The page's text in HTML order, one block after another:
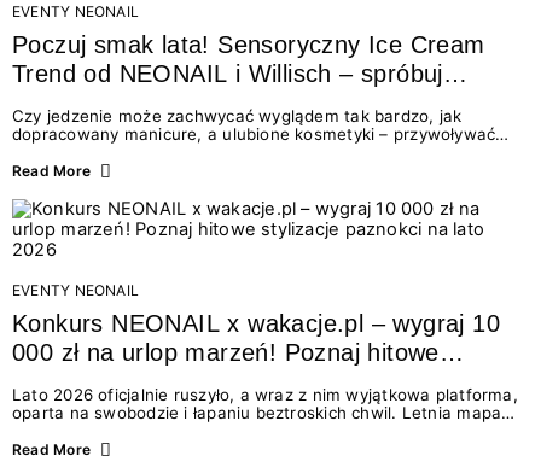
EVENTY NEONAIL
Poczuj smak lata! Sensoryczny Ice Cream
Trend od NEONAIL i Willisch – spróbuj
nowych lodów i odbierz prezent!
Czy jedzenie może zachwycać wyglądem tak bardzo, jak
dopracowany manicure, a ulubione kosmetyki – przywoływać
świata beauty i oszałamiających deserów to coś więcej niż
zmysłami: przez soczysty kolor, aksamitną teksturę,
orzeźwiający zapach i słodki akcent na podniebieniu. Tego lata
NEONAIL łączy siły z marką Willisch, tworząc unikalny projekt
na styku jedzenia i piękna....
Read More
EVENTY NEONAIL
Konkurs NEONAIL x wakacje.pl – wygraj 10
000 zł na urlop marzeń! Poznaj hitowe
Lato 2026 oficjalnie ruszyło, a wraz z nim wyjątkowa platforma,
oparta na swobodzie i łapaniu beztroskich chwil. Letnia mapa
doświadczenia wakacji – od spontanicznych wyjazdów, przez
Read More